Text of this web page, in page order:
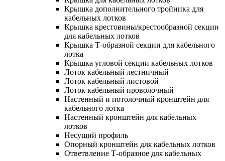
Крышка дополнительного тройника для
кабельных лотков
Крышка крестовины/крестообразной секции
для кабельных лотков
Крышка Т-образной секции для кабельного
лотка
Крышка угловой секции кабельных лотков
Лоток кабельный лестничный
Лоток кабельный листовой
Лоток кабельный проволочный
Настенный и потолочный кронштейн для
кабельного лотка
Настенный кронштейн для кабельных
лотков
Несущий профиль
Опорный кронштейн для кабельных лотков
Ответвление Т-образное для кабельных